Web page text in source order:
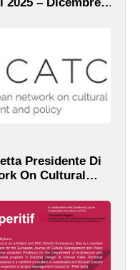
Presidente Di
On Cultural